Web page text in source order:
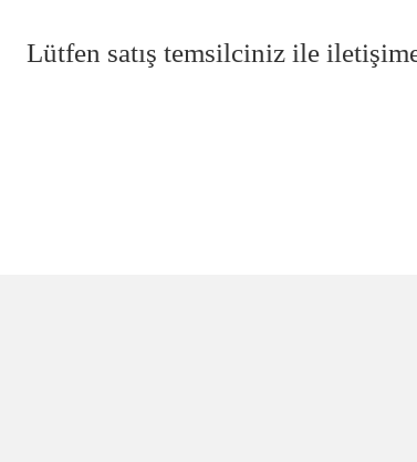
Lütfen satış temsilciniz ile